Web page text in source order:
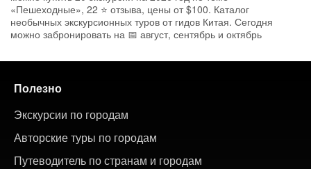
«Пешеходные», 22 ⭐ отзыва, цены от $100. Каталог
необычных экскурсионных туров от гидов Китая. Сегодня
можно забронировать на 📅 август, сентябрь и октябрь
Полезно
Экскурсии по городам
Авторские туры по городам
Путеводитель по странам и городам